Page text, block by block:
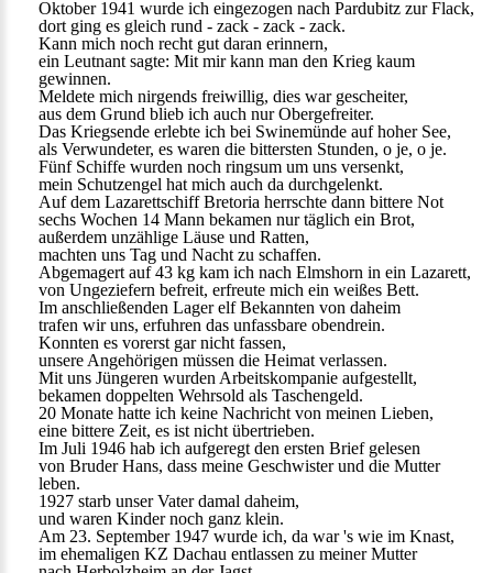
Oktober 1941 wurde ich eingezogen nach Pardubitz zur Flack,
dort ging es gleich rund - zack - zack - zack.
Kann mich noch recht gut daran erinnern,
ein Leutnant sagte: Mit mir kann man den Krieg kaum
gewinnen.
Meldete mich nirgends freiwillig, dies war gescheiter,
aus dem Grund blieb ich auch nur Obergefreiter.
Das Kriegsende erlebte ich bei Swinemünde auf hoher See,
als Verwundeter, es waren die bittersten Stunden, o je, o je.
Fünf Schiffe wurden noch ringsum um uns versenkt,
mein Schutzengel hat mich auch da durchgelenkt.
Auf dem Lazarettschiff Bretoria herrschte dann bittere Not
sechs Wochen 14 Mann bekamen nur täglich ein Brot,
außerdem unzählige Läuse und Ratten,
machten uns Tag und Nacht zu schaffen.
Abgemagert auf 43 kg kam ich nach Elmshorn in ein Lazarett,
von Ungeziefern befreit, erfreute mich ein weißes Bett.
Im anschließenden Lager elf Bekannten von daheim
trafen wir uns, erfuhren das unfassbare obendrein.
Konnten es vorerst gar nicht fassen,
unsere Angehörigen müssen die Heimat verlassen.
Mit uns Jüngeren wurden Arbeitskompanie aufgestellt,
bekamen doppelten Wehrsold als Taschengeld.
20 Monate hatte ich keine Nachricht von meinen Lieben,
eine bittere Zeit, es ist nicht übertrieben.
Im Juli 1946 hab ich aufgeregt den ersten Brief gelesen
von Bruder Hans, dass meine Geschwister und die Mutter
leben.
1927 starb unser Vater damal daheim,
und waren Kinder noch ganz klein.
Am 23. September 1947 wurde ich, da war 's wie im Knast,
im ehemaligen KZ Dachau entlassen zu meiner Mutter